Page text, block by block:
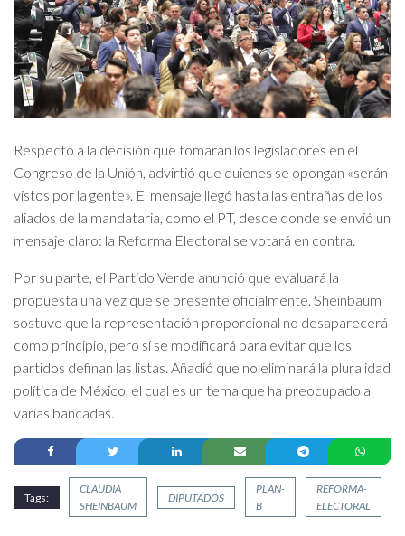
Respecto a la decisión que tomarán los legisladores en el
Congreso de la Unión, advirtió que quienes se opongan «serán
vistos por la gente». El mensaje llegó hasta las entrañas de los
aliados de la mandataria, como el PT, desde donde se envió un
mensaje claro: la Reforma Electoral se votará en contra.
Por su parte, el Partido Verde anunció que evaluará la
propuesta una vez que se presente oficialmente. Sheinbaum
sostuvo que la representación proporcional no desaparecerá
como principio, pero sí se modificará para evitar que los
partidos definan las listas. Añadió que no eliminará la pluralidad
política de México, el cual es un tema que ha preocupado a
varias bancadas.
Tags:
CLAUDIA
SHEINBAUM
DIPUTADOS
PLAN-
B
REFORMA-
ELECTORAL